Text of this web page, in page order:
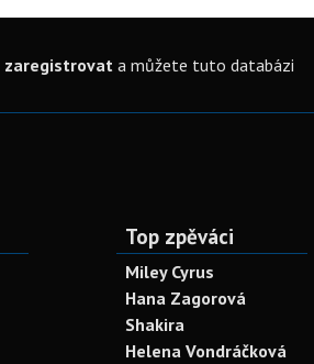
zaregistrovata můžete tuto databázi
Top zpěváci
Miley Cyrus
Hana Zagorová
Shakira
Helena Vondráčková